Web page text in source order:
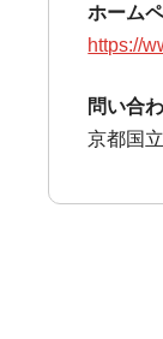
ホーム
https://
問い合
京都国